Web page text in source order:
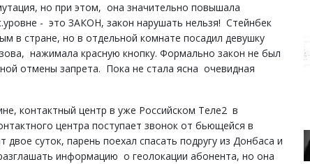
но при этом, она значительно повышала
- это ЗАКОН, закон нарушать нельзя! Стейнбек
в стране, но в отдельной комнате посадил девушку
нажимала красную кнопку. Формально закон не был
отмены запрета. Пока не стала ясна очевидная
контактный центр в уже Российском Теле2 в
центра поступает звонок от бьющейся в
суток, парень поехал спасать подругу из Донбаса и
информацию о геолокации абонента, но она